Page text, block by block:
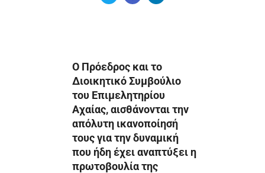
Ο Πρόεδρος και το
Διοικητικό Συμβούλιο
του Επιμελητηρίου
Αχαίας, αισθάνονται την
απόλυτη ικανοποίησή
τους για την δυναμική
που ήδη έχει αναπτύξει η
πρωτοβουλία της